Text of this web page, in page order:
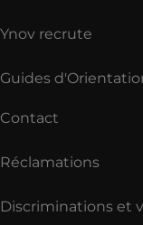
Ynov recrute
Guides
Contact
Réclamations
Discriminations et